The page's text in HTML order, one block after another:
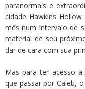
paranormais e
cidade Hawkins
mês num intervalo de
material de seu
dar de cara com sua
Mas para ter acesso
que passar por Caleb,